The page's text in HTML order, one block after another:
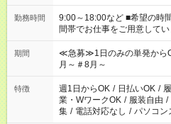
勤務時間
9:00～18:00など ■希望の時間帯を選べ
間帯でお仕事をご用意して
17:00～22:00 13:00～22:00
期間
≪急募≫1日のみの単発か
月～＃8月～
特徴 週1日からOK / 日払いOK /
業・WワークOK / 服装自由 /
集 / 電話対応なし / パソコン